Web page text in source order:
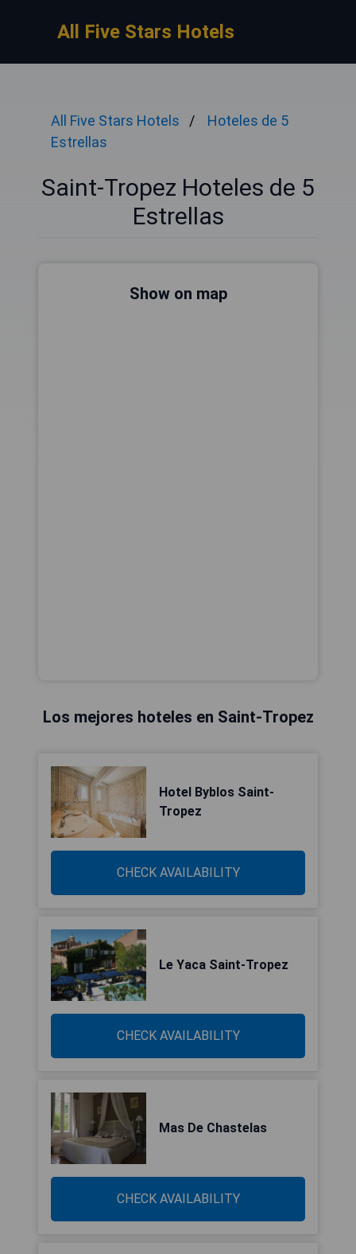
All Five Stars Hotels
All Five Stars Hotels
Hoteles de 5
Estrellas
Saint-Tropez Hoteles de 5
Estrellas
Show on map
Los mejores hoteles en Saint-Tropez
Hotel Byblos Saint-
Tropez
CHECK AVAILABILITY
Le Yaca Saint-Tropez
CHECK AVAILABILITY
Mas De Chastelas
CHECK AVAILABILITY